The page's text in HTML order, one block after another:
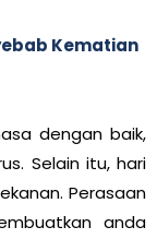
Kematian
dengan baik,
Selain itu, hari
Perasaan
anda